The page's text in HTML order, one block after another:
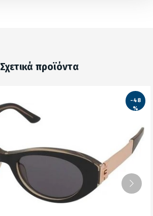
Σχετικά προϊόντα
-48
%